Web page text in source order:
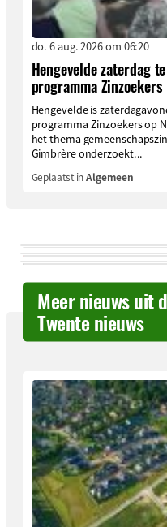
do. 6 aug. 2026 om 06:20
Hengevelde zaterdag
programma Zinzoekers
Hengevelde is
programma Zinzoekers op
het thema
Gimbrère onderzoekt...
Geplaatst inAlgemeen
Meer nieuws uit
Twente nieuws